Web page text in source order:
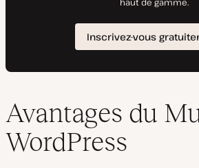
Avantages du
WordPress